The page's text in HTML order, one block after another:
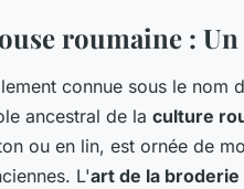
roumaine :
connue sous le nom
ancestral de la culture
ou en lin, est ornée de
L'art de la broderie